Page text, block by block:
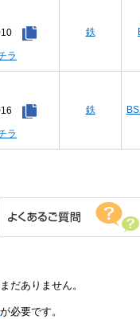
ラ
鉄
ラ
鉄
だありません。
が必要です。